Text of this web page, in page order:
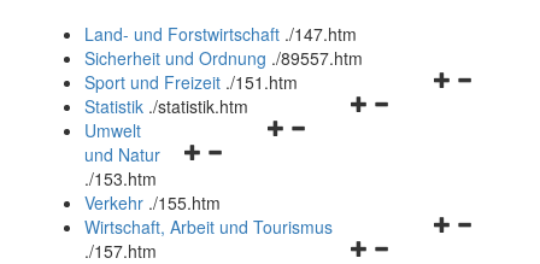
und
schließen
Land- und Forstwirtschaft ./147.htm
Sicherheit und Ordnung ./89557.htm
Navigationsmenü
Sport und Freizeit ./151.htm
Navigationsmenü
Statistik ./statistik.htm
Navigationsmenü
und
schließen
Umwelt
und Natur
./153.htm
Verkehr ./155.htm
Navigationsmenü
Wirtschaft, Arbeit und Tourismus
./157.htm